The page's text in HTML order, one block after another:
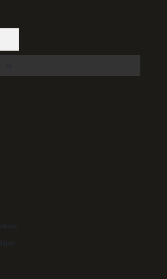
admin
Alper